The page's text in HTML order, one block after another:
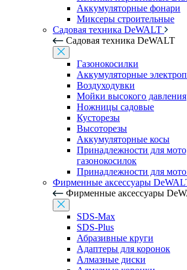
Аккумуляторные фонари
Миксеры строительные
Садовая техника DeWALT
Садовая техника DeWALT
Газонокосилки
Аккумуляторные
Воздуходувки
Мойки высокого давления
Ножницы садовые
Кусторезы
Высоторезы
Аккумуляторные косы
Принадлежности для
газонокосилок
Принадлежности для
Фирменные аксессуары
Фирменные аксессуары
SDS-Max
SDS-Plus
Абразивные круги
Адаптеры для коронок
Алмазные диски